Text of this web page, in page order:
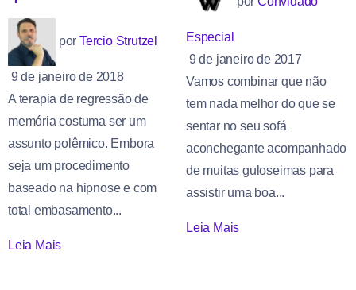
por Tercio Strutzel
9 de janeiro de 2018
A terapia de regressão de
memória costuma ser um
assunto polêmico. Embora
seja um procedimento
baseado na hipnose e com
total embasamento...
Leia Mais
Especial
9 de janeiro de 2017
Vamos combinar que não
tem nada melhor do que se
sentar no seu sofá
aconchegante acompanhado
de muitas guloseimas para
assistir uma boa...
Leia Mais